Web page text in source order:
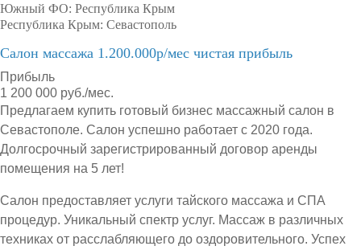
Южный ФО: Республика Крым
Республика Крым: Севастополь
Салон массажа 1.200.000р/мес чистая прибыль
Прибыль
1 200 000 руб./мес.
Предлагаем купить готовый бизнес массажный салон в
Севастополе. Салон успешно работает с 2020 года.
Долгосрочный зарегистрированный договор аренды
помещения на 5 лет!
Салон предоставляет услуги тайского массажа и СПА
процедур. Уникальный спектр услуг. Массаж в различных
техниках от расслабляющего до оздоровительного. Успех